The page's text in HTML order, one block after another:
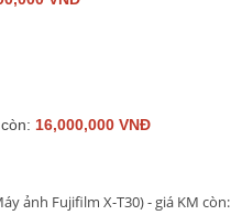
16,000,000 VNĐ
ảnh Fujifilm X-T30) - giá KM còn: